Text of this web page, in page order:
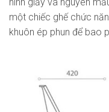
một chiếc ghế chức
khuôn ép phun để bao